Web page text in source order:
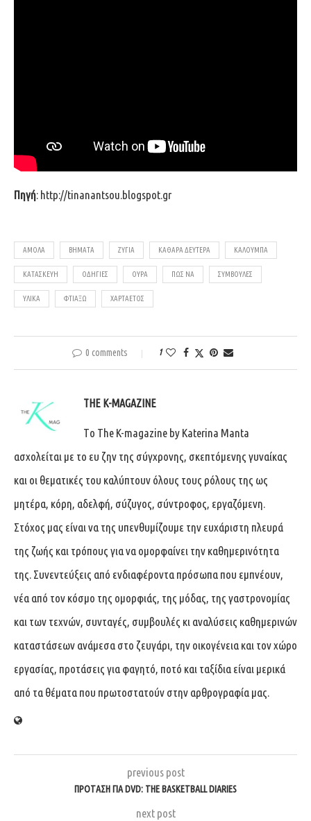
Πηγή: http://tinanantsou.blogspot.gr
ΑΜΟΛΑ ΒΉΜΑΤΑ ΖΎΓΙΑ ΚΑΘΑΡΆ ΔΕΥΤΈΡΑ ΚΑΛΟΥΜΠΑ
ΚΑΤΑΣΚΕΥΉ ΟΔΗΓΊΕΣ ΟΎΡΑ ΠΩΣ ΝΑ ΣΥΜΒΟΥΛΈΣ
ΥΛΙΚΆ ΦΤΙΆΞΩ ΧΑΡΤΑΕΤΌΣ
0 comments 1
THE K-MAGAZINE
Tο The K-magazine by Katerina Manta
ασχολείται με το ευ ζην της σύγχρονης, σκεπτόμενης γυναίκας
και οι θεματικές του καλύπτουν όλους τους ρόλους της ως
μητέρα, κόρη, αδελφή, σύζυγος, σύντροφος, εργαζόμενη.
Στόχος μας είναι να της υπενθυμίζουμε την ευχάριστη πλευρά
της ζωής και τρόπους για να ομορφαίνει την καθημερινότητα
της. Συνεντεύξεις από ενδιαφέροντα πρόσωπα που εμπνέουν,
νέα από τον κόσμο της ομορφιάς, της μόδας, της γαστρονομίας
και των τεχνών, συνταγές, συμβουλές κι αναλύσεις καθημερινών
καταστάσεων ανάμεσα στο ζευγάρι, την οικογένεια και τον χώρο
εργασίας, προτάσεις για φαγητό, ποτό και ταξίδια είναι μερικά
από τα θέματα που πρωτοστατούν στην αρθρογραφία μας.
previous post
ΠΡΌΤΑΣΗ ΓΙΑ DVD: THE BASKETBALL DIARIES
next post